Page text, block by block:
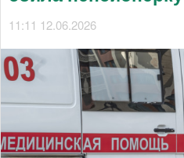
11:11 12.06.2026